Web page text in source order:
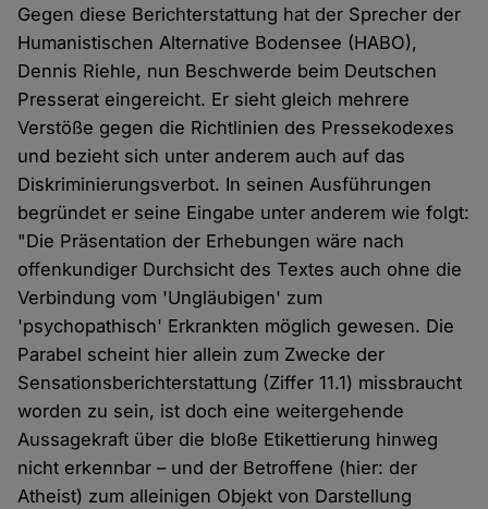
Gegen diese Berichterstattung hat der Sprecher der
Humanistischen Alternative Bodensee (HABO),
Dennis Riehle, nun Beschwerde beim Deutschen
Presserat eingereicht. Er sieht gleich mehrere
Verstöße gegen die Richtlinien des Pressekodexes
und bezieht sich unter anderem auch auf das
Diskriminierungsverbot. In seinen Ausführungen
begründet er seine Eingabe unter anderem wie folgt:
"Die Präsentation der Erhebungen wäre nach
offenkundiger Durchsicht des Textes auch ohne die
Verbindung vom 'Ungläubigen' zum
'psychopathisch' Erkrankten möglich gewesen. Die
Parabel scheint hier allein zum Zwecke der
Sensationsberichterstattung (Ziffer 11.1) missbraucht
worden zu sein, ist doch eine weitergehende
Aussagekraft über die bloße Etikettierung hinweg
nicht erkennbar – und der Betroffene (hier: der
Atheist) zum alleinigen Objekt von Darstellung